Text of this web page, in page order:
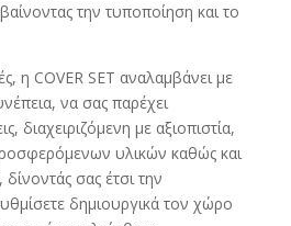
την τυποποίηση και το
η COVER SET αναλαμβάνει με
να σας παρέχει
διαχειριζόμενη με αξιοπιστία,
υλικών καθώς και
σας έτσι την
δημιουργικά τον χώρο